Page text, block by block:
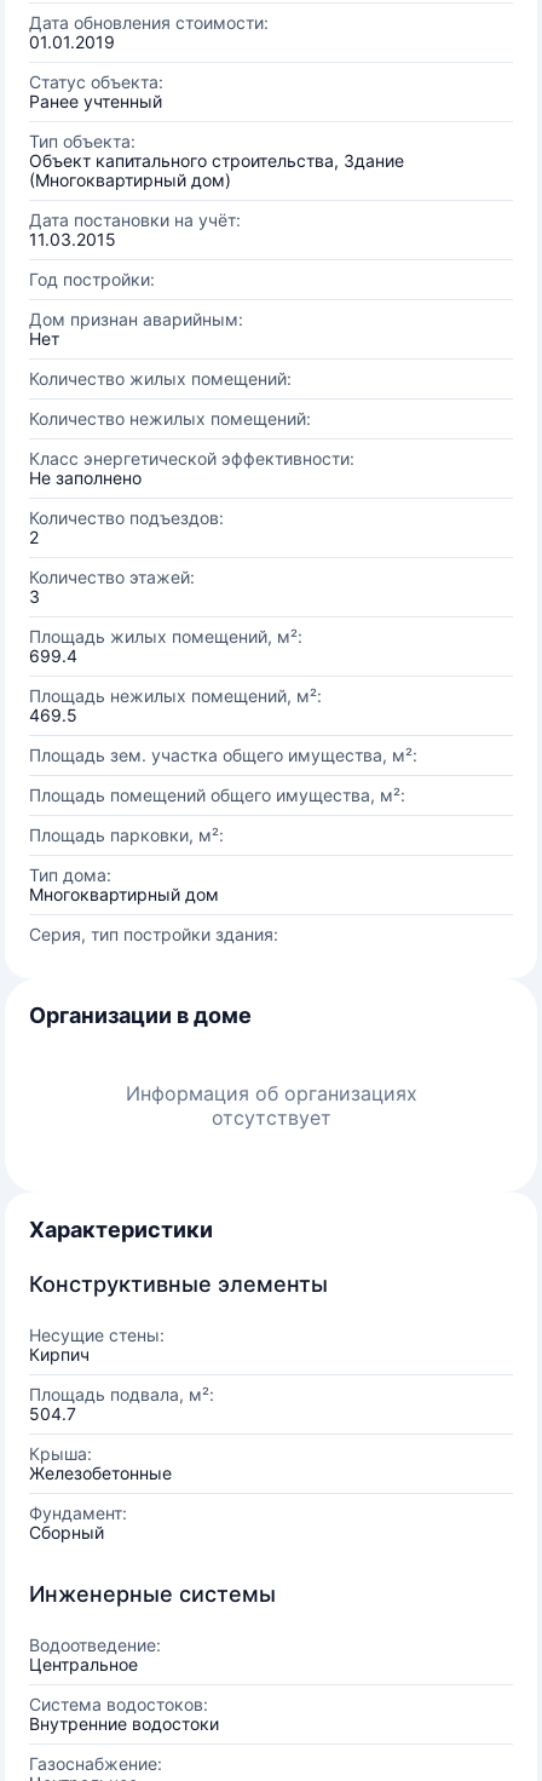
Дата обновления стоимости:
01.01.2019
Статус объекта:
Ранее учтенный
Тип объекта:
Объект капитального строительства, Здание
(Многоквартирный дом)
Дата постановки на учёт:
11.03.2015
Год постройки:
Дом признан аварийным:
Нет
Количество жилых помещений:
Количество нежилых помещений:
Класс энергетической эффективности:
Не заполнено
Количество подъездов:
2
Количество этажей:
3
Площадь жилых помещений, м²:
699.4
Площадь нежилых помещений, м²:
469.5
Площадь зем. участка общего имущества, м²:
Площадь помещений общего имущества, м²:
Площадь парковки, м²:
Тип дома:
Многоквартирный дом
Серия, тип постройки здания:
Организации в доме
Информация об организациях
отсутствует
Характеристики
Конструктивные элементы
Несущие стены:
Кирпич
Площадь подвала, м²:
504.7
Крыша:
Железобетонные
Фундамент:
Сборный
Инженерные системы
Водоотведение:
Центральное
Система водостоков:
Внутренние водостоки
Газоснабжение: